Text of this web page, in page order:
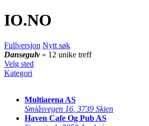
IO.NO
Fullversjon Nytt søk
Dansegulv » 12 unike treff
Velg sted
Kategori
Multiarena AS
Smiåsvegen 16 3739 Skien
Haven Cafe Og Pub AS